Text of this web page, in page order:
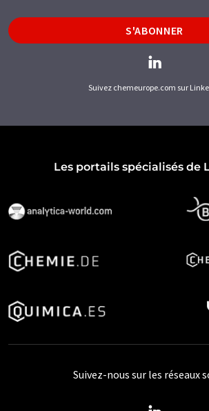
S'ABONNER
Suivez chemeurope.com sur
Les portails spécialisés de
Suivez-nous sur les réseaux